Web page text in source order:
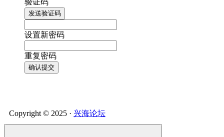
验证码
发送验证码
设置新密码
重复密码
确认提交
Copyright © 2025 · 兴海论坛